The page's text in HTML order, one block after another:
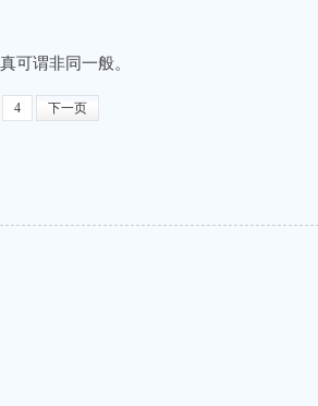
谓非同一般。
4 下一页